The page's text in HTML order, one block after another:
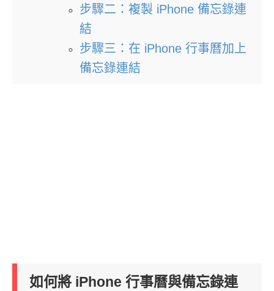
步驟二：複製 iPhone 備忘錄連
結
步驟三：在 iPhone 行事曆加上
備忘錄連結
如何將 iPhone 行事曆與備忘錄連